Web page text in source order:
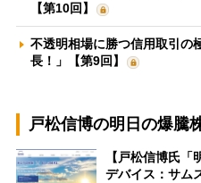
【第10回】
不透明相場に勝つ信用取引
長！」【第9回】
戸松信博の明日の爆騰
【戸松信博氏
デバイス：サム